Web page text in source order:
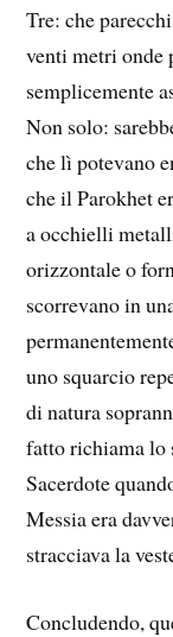
Tre: che
venti metri onde
semplicemente
Non solo:
che lì potevano
che il Parokhet
a occhielli
orizzontale o
scorrevano in
uno squarcio
di natura
fatto richiama lo
Sacerdote
Messia era
stracciava la
Concludendo,